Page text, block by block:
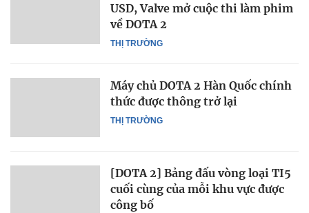
THỊ TRƯỜNG
USD, Valve mở cuộc thi làm phim
về DOTA 2
THỊ TRƯỜNG
Máy chủ DOTA 2 Hàn Quốc chính
thức được thông trở lại
[DOTA 2] Bảng đấu vòng loại TI5
cuối cùng của mỗi khu vực được
công bố